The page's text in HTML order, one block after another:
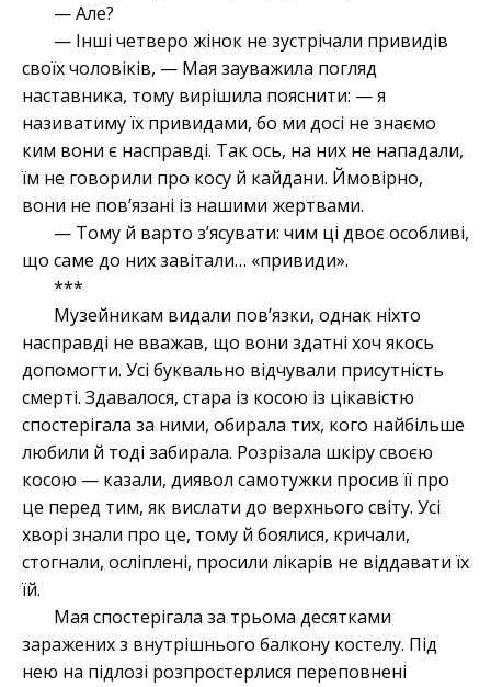
— Але?
— Інші четверо жінок не зустрічали привидів
своїх чоловіків, — Мая зауважила погляд
наставника, тому вирішила пояснити: — я
називатиму їх привидами, бо ми досі не знаємо
ким вони є насправді. Так ось, на них не нападали,
їм не говорили про косу й кайдани. Ймовірно,
вони не пов’язані із нашими жертвами.
— Тому й варто з’ясувати: чим ці двоє особливі,
що саме до них завітали… «привиди».
***
Музейникам видали пов’язки, однак ніхто
насправді не вважав, що вони здатні хоч якось
допомогти. Усі буквально відчували присутність
смерті. Здавалося, стара із косою із цікавістю
спостерігала за ними, обирала тих, кого найбільше
любили й тоді забирала. Розрізала шкіру своєю
косою — казали, диявол самотужки просив її про
це перед тим, як вислати до верхнього світу. Усі
хворі знали про це, тому й боялися, кричали,
стогнали, осліплені, просили лікарів не віддавати їх
їй.
Мая спостерігала за трьома десятками
заражених з внутрішнього балкону костелу. Під
нею на підлозі розпростерлися переповнені